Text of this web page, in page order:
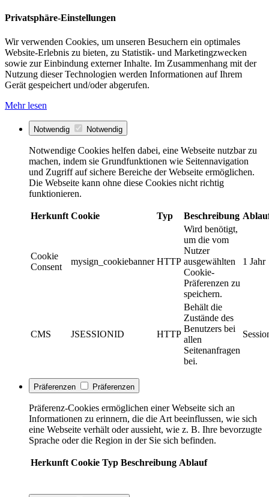
Privatsphäre-Einstellungen
Wir verwenden Cookies, um unseren Besuchern ein optimales
Website-Erlebnis zu bieten, zu Statistik- und Marketingzwecken
sowie zur Einbindung externer Inhalte. Im Zusammenhang mit der
Nutzung dieser Technologien werden Informationen auf Ihrem
Gerät gespeichert und/oder abgerufen.
Mehr lesen
Notwendig Notwendig
Notwendige Cookies helfen dabei, eine Webseite nutzbar zu
machen, indem sie Grundfunktionen wie Seitennavigation
und Zugriff auf sichere Bereiche der Webseite ermöglichen.
Die Webseite kann ohne diese Cookies nicht richtig
funktionieren.
Herkunft Cookie Typ Beschreibung
Cookie
Consent
mysign_cookiebanner HTTP
Wird benötigt,
um die vom
Nutzer
ausgewählten
Cookie-
Präferenzen zu
speichern.
1 Jahr
CMS JSESSIONID HTTP
Behält die
Zustände des
Benutzers bei
allen
Seitenanfragen
bei.
Präferenzen Präferenzen
Präferenz-Cookies ermöglichen einer Webseite sich an
Informationen zu erinnern, die die Art beeinflussen, wie sich
eine Webseite verhält oder aussieht, wie z. B. Ihre bevorzugte
Sprache oder die Region in der Sie sich befinden.
Herkunft Cookie Typ Beschreibung Ablauf